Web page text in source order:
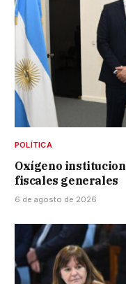
POLÍTICA
Oxígeno
fiscales generales
6 de agosto de 2026